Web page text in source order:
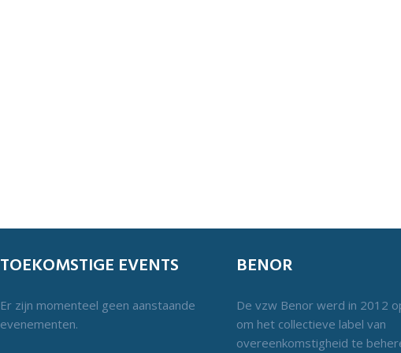
TOEKOMSTIGE EVENTS
Er zijn momenteel geen aanstaande
evenementen.
BENOR
De vzw Benor werd in 2012
om het collectieve label van
overeenkomstigheid te